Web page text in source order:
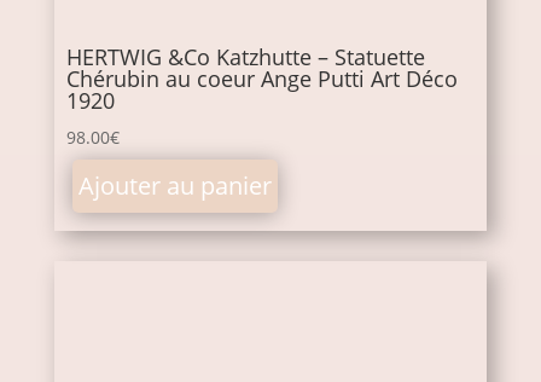
HERTWIG &Co Katzhutte – Statuette
Chérubin au coeur Ange Putti Art Déco
1920
98.00€
Ajouter au panier